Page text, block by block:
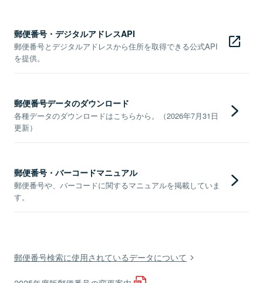
郵便番号・デジタルアドレスAPI
郵便番号とデジタルアドレスから住所を取得できる公式API
を提供。
郵便番号データのダウンロード
各種データのダウンロードはこちらから。（2026年7月31日
更新）
郵便番号・バーコードマニュアル
郵便番号や、バーコードに関するマニュアルを掲載していま
す。
郵便番号検索に使用されているデータについて